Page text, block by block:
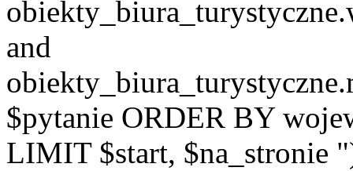
and
$pytanie ORDER BY
LIMIT $start, $na_stronie